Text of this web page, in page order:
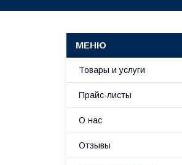
Товары и услуги
Прайс-листы
О нас
Отзывы